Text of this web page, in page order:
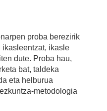
proba berezirik
ikasleentzat, ikasle
dute. Proba hau,
bat, taldeka
eta helburua
metodologia